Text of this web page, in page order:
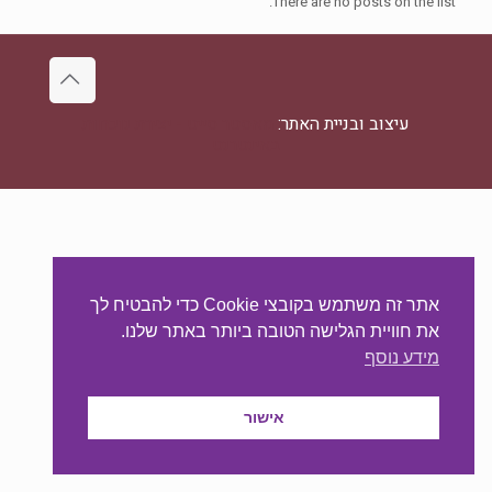
עיצוב ובניית האתר:
אתר זה משתמש בקובצי Cookie כדי להבטיח לך
את חוויית הגלישה הטובה ביותר באתר שלנו.
מידע נוסף
אישור